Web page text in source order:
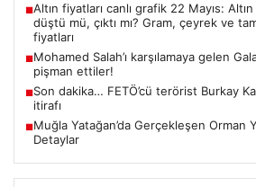
■Altın fiyatları canlı grafik 22 Mayıs:
düştü mü, çıktı mı? Gram, çeyrek ve
fiyatları
■Mohamed Salah’ı karşılamaya gelen
pişman ettiler!
■Son dakika… FETÖ’cü terörist Burkay
itirafı
■Muğla Yatağan’da Gerçekleşen Orman
Detaylar